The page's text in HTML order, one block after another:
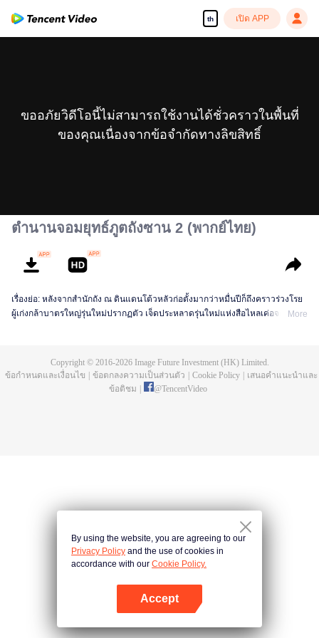
th เปิด APP
ขออภัยวิดีโอนี้ไม่สามารถใช้งานได้ชั่วคราวในพื้นที่
ของคุณเนื่องจากข้อจำกัดทางลิขสิทธิ์
ตำนานจอมยุทธ์ภูตถังซาน 2 (พากย์ไทย)
เรื่องย่อ: หลังจากสำนักถัง ณ ดินแดนโต้วหลัวก่อตั้งมากว่าหมื่นปีก็ถึงคราวร่วงโรย
ผู้เก่งกล้าบาตรใหญ่รุ่นใหม่ปรากฏตัว เจ็ดประหลาดรุ่นใหม่แห่งสือไหลเค่อจะฟื้นฟู
ค่อย ๆ แสดงออกมา อาวุธลับสำนักถังจะทำให้พวกเขาพลิกฟื้นขึ้นรุ่งโรจน์ได้หรือไม่
สำนักถังจะกลับมารุ่งเรืองอีกครั้งได้หรือเปล่า
More
Copyright © 2016-2026Image Future Investment (HK) Limited.
ข้อกำหนดและเงื่อนไข
ข้อตกลงความเป็นส่วนตัว Cookie Policy
เสนอคำแนะนำและ
ข้อติชม
@TencentVideo
By using the website, you are agreeing to our
Privacy Policy and the use of cookies in
accordance with our Cookie Policy.
Accept